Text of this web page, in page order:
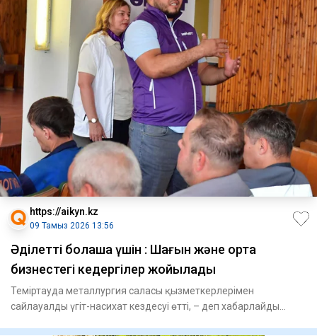
https://aikyn.kz
09 Тамыз 2026 13:56
Әділетті болашақ үшін : Шағын және орта
бизнестегі кедергілер жойылады
Теміртауда металлургия саласы қызметкерлерімен
сайлауалды үгіт-насихат кездесуі өтті, – деп хабарлайды